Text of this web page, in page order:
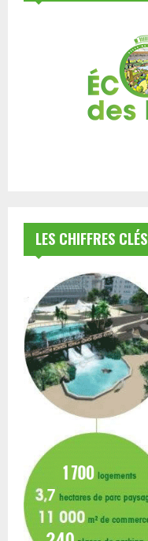
LES CHIFFRES CLÉS